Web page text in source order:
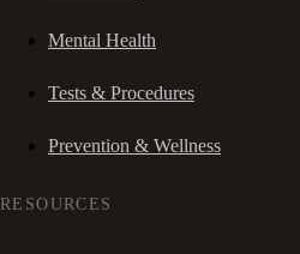
Mental Health
Tests & Procedures
Prevention & Wellness
RESOURCES